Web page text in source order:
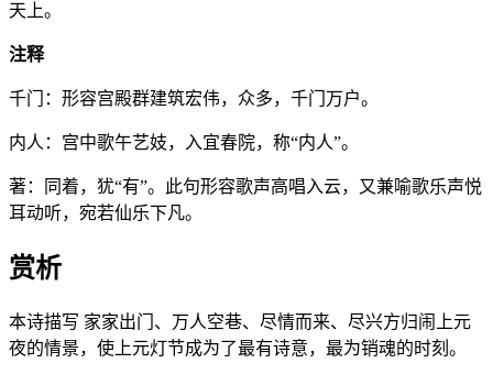
天上。
注释
千门：形容宫殿群建筑宏伟，众多，千门万户。
内人：宫中歌午艺妓，入宜春院，称“内人”。
著：同着，犹“有”。此句形容歌声高唱入云，又兼喻歌乐声悦
耳动听，宛若仙乐下凡。
赏析
本诗描写 家家出门、万人空巷、尽情而来、尽兴方归闹上元
夜的情景，使上元灯节成为了最有诗意，最为销魂的时刻。